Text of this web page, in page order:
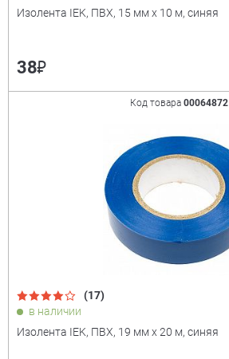
Изолента IEK, ПВХ, 15 мм х 10 м, синяя
38₽
Код товара 00064872
(17)
в наличии
Изолента IEK, ПВХ, 19 мм х 20 м, синяя